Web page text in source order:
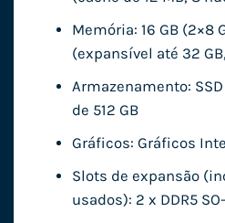
Memória: 16 GB (2×8
(expansível até 32
Armazenamento: SSD
de 512 GB
Gráficos: Gráficos
Slots de expansão
usados): 2 x DDR5